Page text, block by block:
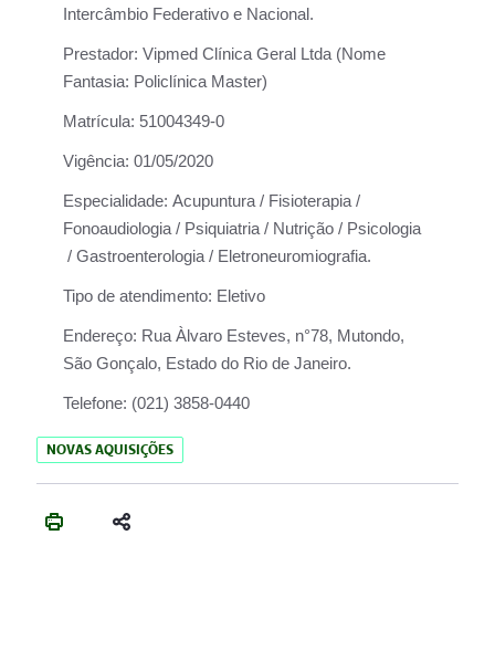
Intercâmbio Federativo e Nacional.
Prestador: Vipmed Clínica Geral Ltda (Nome
Fantasia: Policlínica Master)
Matrícula: 51004349-0
Vigência: 01/05/2020
Especialidade: Acupuntura / Fisioterapia /
Fonoaudiologia / Psiquiatria / Nutrição / Psicologia
/ Gastroenterologia / Eletroneuromiografia.
Tipo de atendimento: Eletivo
Endereço: Rua Àlvaro Esteves, n°78, Mutondo,
São Gonçalo, Estado do Rio de Janeiro.
Telefone: (021) 3858-0440
NOVAS AQUISIÇÕES